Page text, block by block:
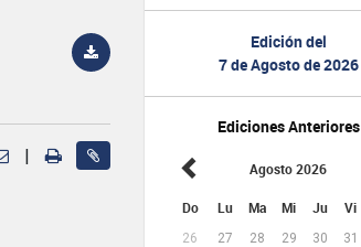
Edición del
7 de Agosto de 2026
Ediciones Anteriores
Agosto 2026
Do Lu Ma Mi Ju Vi
26 27 28 29 30 31
|